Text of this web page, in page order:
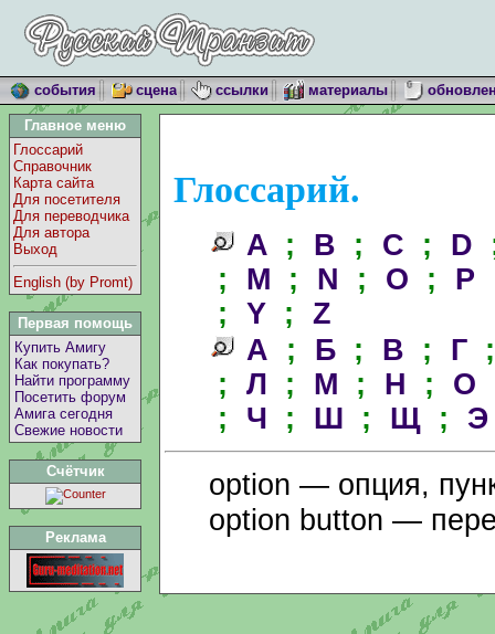
события сцена ссылки материалы
Главное меню
Глоссарий
Справочник
Карта сайта
Для посетителя
Для переводчика
Для автора
Выход
English (by Promt)
Первая помощь
Купить Амигу
Как покупать?
Найти программу
Посетить форум
Амига сегодня
Свежие новости
Счётчик
Реклама
Глоссарий.
A ; B ; C ; D
; M ; N ; O ; P
; Y ; Z
А ; Б ; В ; Г
; Л ; М ; Н ; О
; Ч ; Ш ; Щ ; Э
option — опция,
option button —